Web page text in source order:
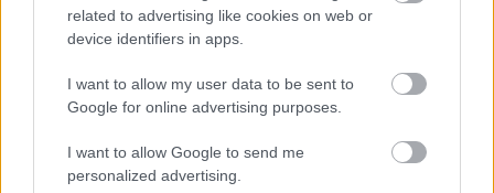
related to advertising like cookies on web or
device identifiers in apps.
I want to allow my user data to be sent to
Google for online advertising purposes.
I want to allow Google to send me
personalized advertising.
equilibrio endocrino, como por factores externos
el estrés o la dieta.
Su influencia en el envejecimiento de la piel alcanza
hasta el 80%. La comprensión de la relación entre el